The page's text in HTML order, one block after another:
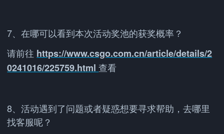
7、在哪可以看到本次活动奖池的获奖概率？
请前往 https://www.csgo.com.cn/article/details/2
0241016/225759.html查看
8、活动遇到了问题或者疑惑想要寻求帮助，去哪里
找客服呢？